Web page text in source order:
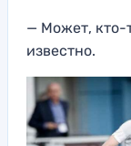
— Может, кто-
известно.